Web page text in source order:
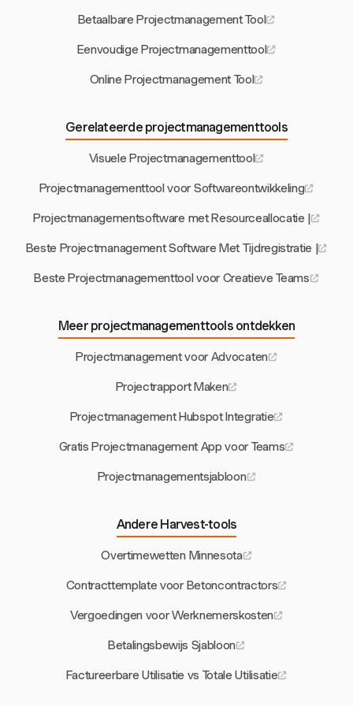
Betaalbare Projectmanagement Tool
Eenvoudige Projectmanagementtool
Online Projectmanagement Tool
Gerelateerde projectmanagementtools
Visuele Projectmanagementtool
Projectmanagementtool voor Softwareontwikkeling
Projectmanagementsoftware met Resourceallocatie |
Beste Projectmanagement Software Met Tijdregistratie |
Beste Projectmanagementtool voor Creatieve Teams
Meer projectmanagementtools ontdekken
Projectmanagement voor Advocaten
Projectrapport Maken
Projectmanagement Hubspot Integratie
Gratis Projectmanagement App voor Teams
Projectmanagementsjabloon
Andere Harvest-tools
Overtimewetten Minnesota
Contracttemplate voor Betoncontractors
Vergoedingen voor Werknemerskosten
Betalingsbewijs Sjabloon
Factureerbare Utilisatie vs Totale Utilisatie